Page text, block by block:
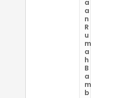
a
a
n
R
u
m
a
h
B
a
m
b